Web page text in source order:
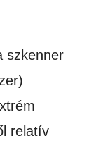
szkenner
relatív